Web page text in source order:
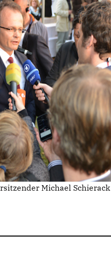
Michael Schierack